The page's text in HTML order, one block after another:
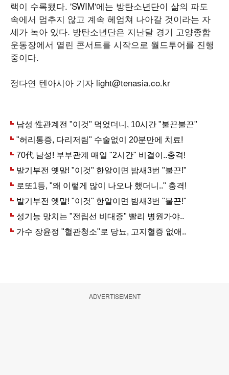
랙이 수록됐다. 'SWIM'에는 방탄소년단이 삶의 파도
속에서 멈추지 않고 계속 헤엄쳐 나아갈 것이라는 자
세가 녹아 있다. 방탄소년단은 지난달 경기 고양종합
운동장에서 열린 콘서트를 시작으로 월드투어를 진행
중이다.
정다연 텐아시아 기자 light@tenasia.co.kr
ADVERTISEMENT